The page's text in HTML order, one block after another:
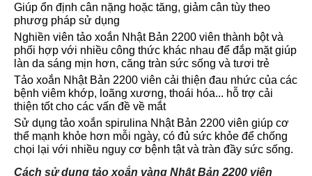
Giúp ổn định cân nặng hoặc tăng, giảm cân tùy theo
phươg pháp sử dụng
Nghiền viên tảo xoắn Nhật Bản 2200 viên thành bột và
phối hợp với nhiều công thức khác nhau để đắp mặt giúp
làn da sáng mịn hơn, căng tràn sức sống và tươi trẻ
Tảo xoắn Nhật Bản 2200 viên cải thiện đau nhức của các
bệnh viêm khớp, loãng xương, thoái hóa... hỗ trợ cải
thiện tốt cho các vấn đề về mắt
Sử dụng tảo xoắn spirulina Nhật Bản 2200 viên giúp cơ
thể mạnh khỏe hơn mỗi ngày, có đủ sức khỏe để chống
chọi lại với nhiều nguy cơ bệnh tật và tràn đầy sức sống.
Cách sử dụng tảo xoắn vàng Nhật Bản 2200 viên